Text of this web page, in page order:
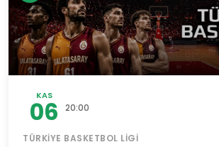
KAS
06 20:00
TÜRKIYE BASKETBOL LIGI